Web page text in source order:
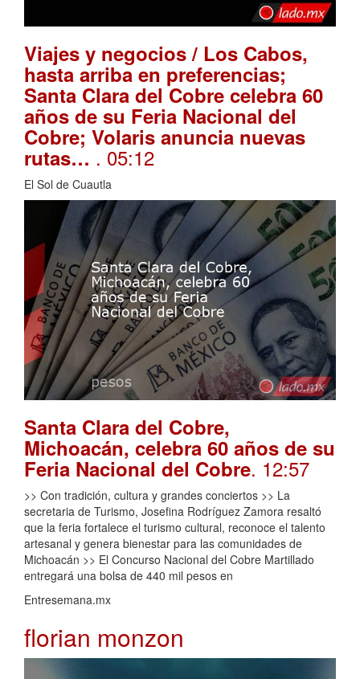
Viajes y negocios / Los Cabos,
hasta arriba en preferencias;
Santa Clara del Cobre celebra 60
años de su Feria Nacional del
Cobre; Volaris anuncia nuevas
rutas… . 05:12
El Sol de Cuautla
Santa Clara del Cobre,
Michoacán, celebra 60 años de su
Feria Nacional del Cobre. 12:57
>> Con tradición, cultura y grandes conciertos >> La
secretaria de Turismo, Josefina Rodríguez Zamora resaltó
que la feria fortalece el turismo cultural, reconoce el talento
artesanal y genera bienestar para las comunidades de
Michoacán >> El Concurso Nacional del Cobre Martillado
entregará una bolsa de 440 mil pesos en
Entresemana.mx
florian monzon